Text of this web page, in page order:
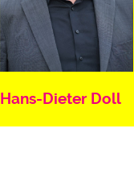
Hans-Dieter Doll